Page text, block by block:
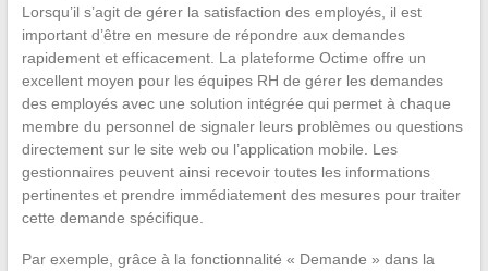
Lorsqu’il s’agit de gérer la satisfaction des employés, il est
important d’être en mesure de répondre aux demandes
rapidement et efficacement. La plateforme Octime offre un
excellent moyen pour les équipes RH de gérer les demandes
des employés avec une solution intégrée qui permet à chaque
membre du personnel de signaler leurs problèmes ou questions
directement sur le site web ou l’application mobile. Les
gestionnaires peuvent ainsi recevoir toutes les informations
pertinentes et prendre immédiatement des mesures pour traiter
cette demande spécifique.
Par exemple, grâce à la fonctionnalité « Demande » dans la